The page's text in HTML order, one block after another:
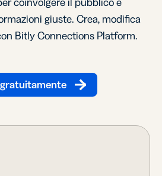
giuste. Crea, modifica
Bitly Connections Platform.